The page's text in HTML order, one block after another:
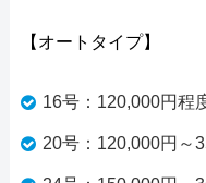
【オートタイプ】
16号：120,000円程
20号：120,000円～